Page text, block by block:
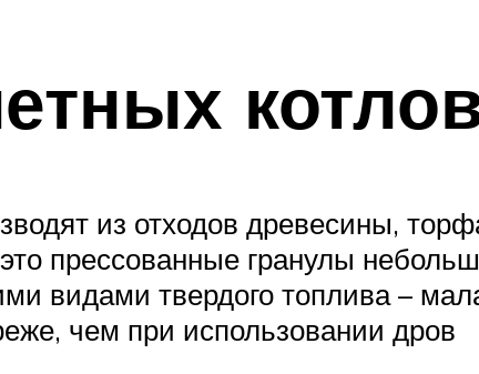
из отходов древесины,
прессованные гранулы
видами твердого топлива –
чем при использовании дров